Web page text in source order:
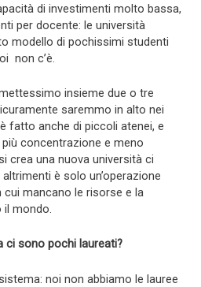
di investimenti molto bassa,
per docente: le università
modello di pochissimi studenti
non c’è.
insieme due o tre
saremmo in alto nei
fatto anche di piccoli atenei, e
concentrazione e meno
crea una nuova università ci
è solo un’operazione
mancano le risorse e la
mondo.
ci sono pochi laureati?
noi non abbiamo le lauree